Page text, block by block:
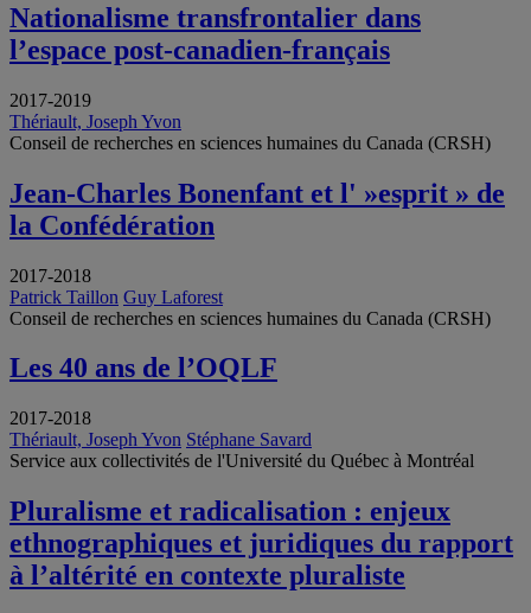
Nationalisme transfrontalier dans
l’espace post-canadien-français
2017-2019
Thériault, Joseph Yvon
Conseil de recherches en sciences humaines du Canada (CRSH)
Jean-Charles Bonenfant et l' »esprit » de
la Confédération
2017-2018
Patrick Taillon Guy Laforest
Conseil de recherches en sciences humaines du Canada (CRSH)
Les 40 ans de l’OQLF
2017-2018
Thériault, Joseph Yvon Stéphane Savard
Service aux collectivités de l'Université du Québec à Montréal
Pluralisme et radicalisation : enjeux
ethnographiques et juridiques du rapport
à l’altérité en contexte pluraliste